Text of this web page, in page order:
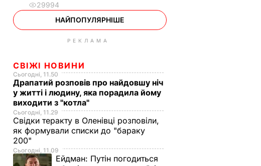
29994
НАЙПОПУЛЯРНІШЕ
РЕКЛАМА
СВІЖІ НОВИНИ
Сьогодні, 11.50
Драпатий розповів про найдовшу ніч
у житті і людину, яка порадила йому
виходити з "котла"
Сьогодні, 11.29
Свідки теракту в Оленівці розповіли,
як формували списки до "бараку
200"
Сьогодні, 11.09
Ейдман: Путін погодиться